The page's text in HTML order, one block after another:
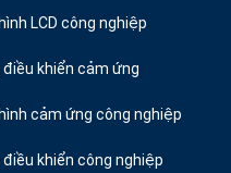
LCD công nghiệp
điều khiển cảm ứng
cảm ứng công nghiệp
điều khiển công nghiệp